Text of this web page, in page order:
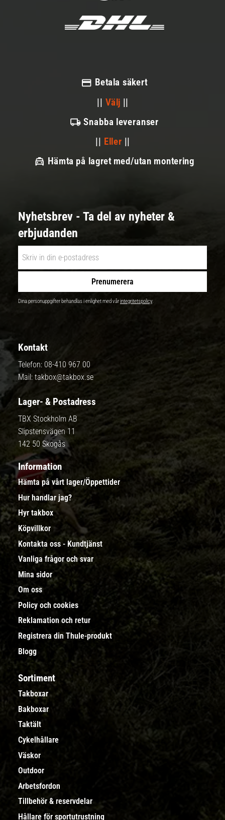
Betala säkert
|| Välj ||
Snabba leveranser
|| Eller ||
Hämta på lagret med/utan montering
Nyhetsbrev - Ta del av nyheter &
erbjudanden
Prenumerera
Dina personuppgifter behandlas i enlighet med vårintegritetspolicy.
Kontakt
Telefon: 08-410 967 00
Mail: takbox@takbox.se
Lager- & Postadress
TBX Stockholm AB
Slipstensvägen 11
142 50 Skogås
Information
Hämta på vårt lager/Öppettider
Hur handlar jag?
Hyr takbox
Köpvillkor
Kontakta oss - Kundtjänst
Vanliga frågor och svar
Mina sidor
Om oss
Policy och cookies
Reklamation och retur
Registrera din Thule-produkt
Blogg
Sortiment
Takboxar
Bakboxar
Taktält
Cykelhållare
Väskor
Outdoor
Arbetsfordon
Tillbehör & reservdelar
Hållare för sportutrustning